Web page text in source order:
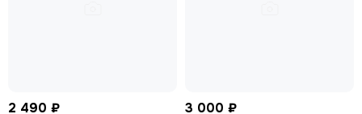
2 490 ₽ 3 000 ₽